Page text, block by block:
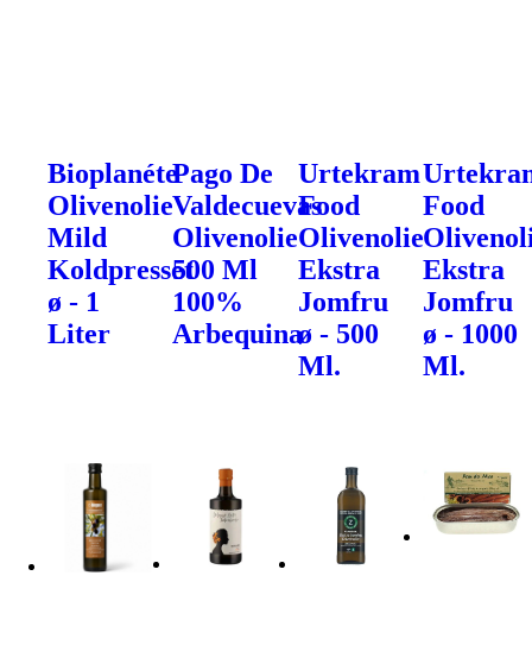
Bioplanéte
Olivenolie
Mild
Koldpresset
ø - 1
Liter
Pago De
Valdecuevas
Olivenolie
500 Ml
100%
Arbequina
Urtekram
Food
Olivenolie
Ekstra
Jomfru
ø - 500
Ml.
Food
Ekstra
Jomfru
ø - 1000
Ml.